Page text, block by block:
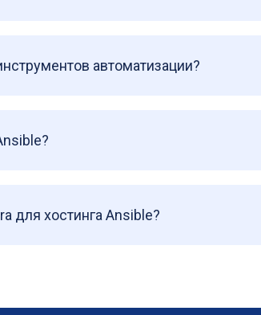
автоматизации?
для хостинга Ansible?